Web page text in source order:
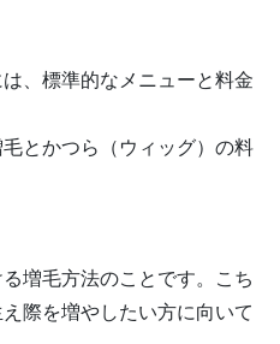
、標準的なメニューと料金
とかつら（ウィッグ）の料
増毛方法のことです。こち
際を増やしたい方に向いて